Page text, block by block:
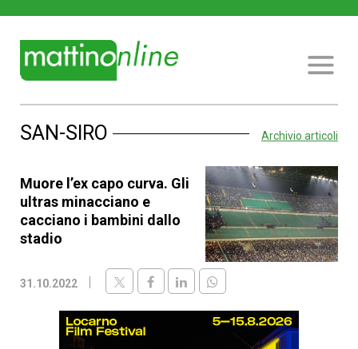
SAN-SIRO Archivio articoli
Muore l’ex capo curva. Gli
ultras minacciano e
cacciano i bambini dallo
stadio
31.10.2022